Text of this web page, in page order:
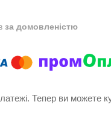
за домовленістю
Тепер ви можете